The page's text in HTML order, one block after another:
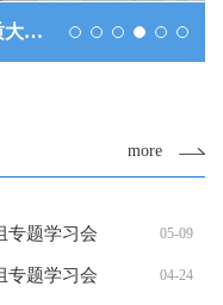
大…
more
专题学习会 05-09
专题学习会 04-24